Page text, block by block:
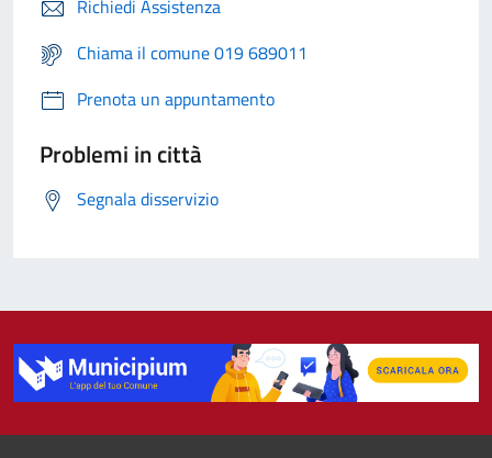
Richiedi Assistenza
Chiama il comune 019 689011
Prenota un appuntamento
Problemi in città
Segnala disservizio